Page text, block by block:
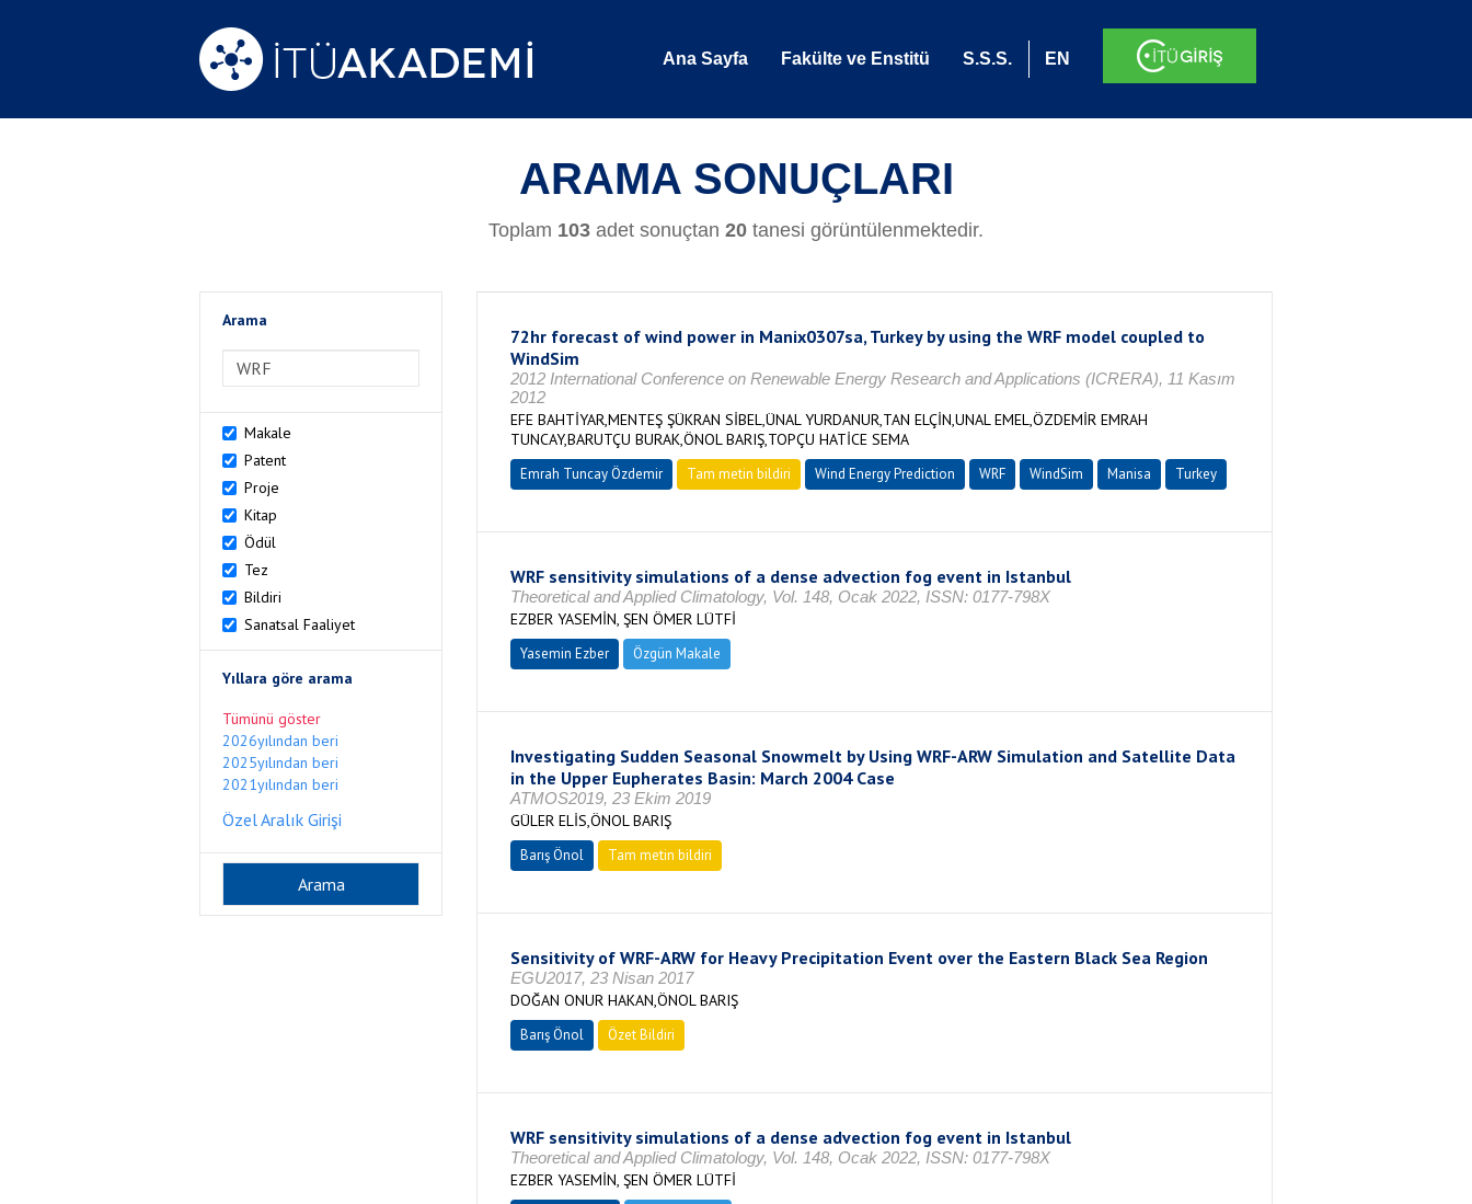
Ana Sayfa Fakülte ve Enstitü S.S.S. EN
ARAMA SONUÇLARI
Toplam 103 adet sonuçtan 20 tanesi görüntülenmektedir.
Arama
Makale
Patent
Proje
Kitap
Ödül
Tez
Bildiri
Sanatsal Faaliyet
Yıllara göre arama
Tümünü göster
2026yılından beri
2025yılından beri
2021yılından beri
Özel Aralık Girişi
72hr forecast of wind power in Manix0307sa, Turkey by using the WRF model coupled to
WindSim
2012 International Conference on Renewable Energy Research and Applications (ICRERA), 11 Kasım
2012
EFE BAHTİYAR,MENTEŞ ŞÜKRAN SİBEL,ÜNAL YURDANUR,TAN ELÇİN,UNAL EMEL,ÖZDEMİR EMRAH
TUNCAY,BARUTÇU BURAK,ÖNOL BARIŞ,TOPÇU HATİCE SEMA
Emrah Tuncay Özdemir Tam metin bildiri Wind Energy Prediction WRF WindSim Manisa Turkey
WRF sensitivity simulations of a dense advection fog event in Istanbul
Theoretical and Applied Climatology, Vol. 148, Ocak 2022, ISSN: 0177-798X
EZBER YASEMİN, ŞEN ÖMER LÜTFİ
Yasemin Ezber Özgün Makale
Investigating Sudden Seasonal Snowmelt by Using WRF-ARW Simulation and Satellite Data
in the Upper Eupherates Basin: March 2004 Case
ATMOS2019, 23 Ekim 2019
GÜLER ELİS,ÖNOL BARIŞ
Barış Önol Tam metin bildiri
Sensitivity of WRF-ARW for Heavy Precipitation Event over the Eastern Black Sea Region
EGU2017, 23 Nisan 2017
DOĞAN ONUR HAKAN,ÖNOL BARIŞ
Barış Önol Özet Bildiri
WRF sensitivity simulations of a dense advection fog event in Istanbul
Theoretical and Applied Climatology, Vol. 148, Ocak 2022, ISSN: 0177-798X
EZBER YASEMİN, ŞEN ÖMER LÜTFİ